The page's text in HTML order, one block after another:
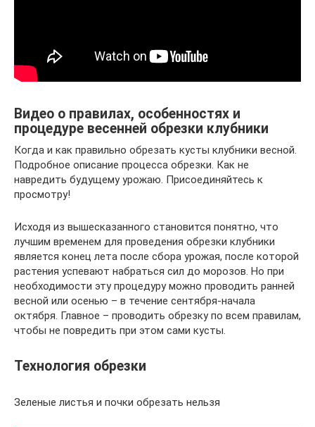
Видео о правилах, особенностях и
процедуре весенней обрезки клубники
Когда и как правильно обрезать кусты клубники весной.
Подробное описание процесса обрезки. Как не
навредить будущему урожаю. Присоединяйтесь к
просмотру!
Исходя из вышесказанного становится понятно, что
лучшим временем для проведения обрезки клубники
является конец лета после сбора урожая, после которой
растения успевают набраться сил до морозов. Но при
необходимости эту процедуру можно проводить ранней
весной или осенью – в течение сентября-начала
октября. Главное – проводить обрезку по всем правилам,
чтобы не повредить при этом сами кусты.
Технология обрезки
Зеленые листья и почки обрезать нельзя